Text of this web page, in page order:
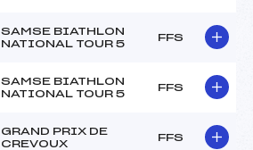
SAMSE BIATHLON
NATIONAL TOUR 5
FFS
SAMSE BIATHLON
NATIONAL TOUR 5
FFS
GRAND PRIX DE
CREVOUX
FFS